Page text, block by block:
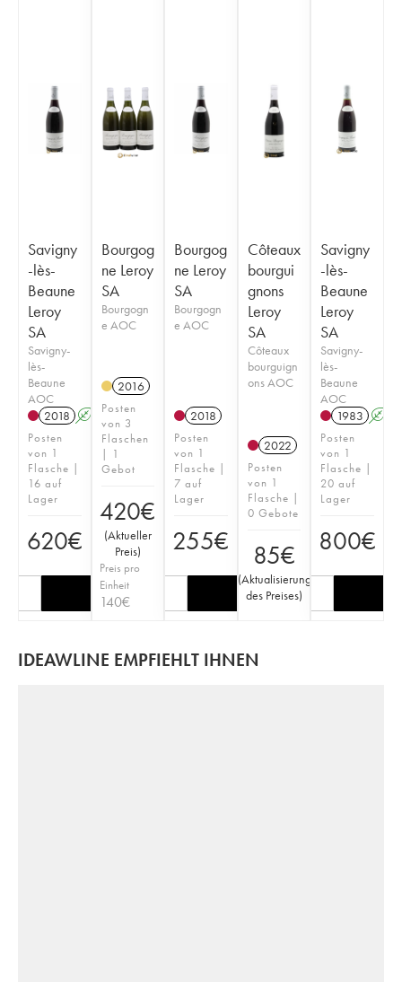
Savigny
-lès-
Beaune
Leroy
SA
Savigny-
lès-
Beaune
AOC
2018 A
Posten
von 1
Flasche |
16 auf
Lager
620€
Bourgog
ne Leroy
SA
Bourgogn
e AOC
2016
Posten
von 3
Flaschen
| 1
Gebot
420€
(Aktueller
Preis)
Preis pro
Einheit
140€
Bourgog
ne Leroy
SA
Bourgogn
e AOC
2018
Posten
von 1
Flasche |
7 auf
Lager
255€
Côteaux
bourgui
gnons
Leroy
SA
Côteaux
bourguign
ons AOC
2022
Posten
von 1
Flasche |
0 Gebote
85€
(Aktualisierung
des Preises)
Savigny
-lès-
Beaune
Leroy
SA
Savigny-
lès-
Beaune
AOC
1983 A
Posten
von 1
Flasche |
20 auf
Lager
800€
IDEAWLINE EMPFIEHLT IHNEN